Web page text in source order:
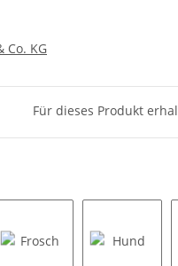
Co. KG
Für dieses Produkt